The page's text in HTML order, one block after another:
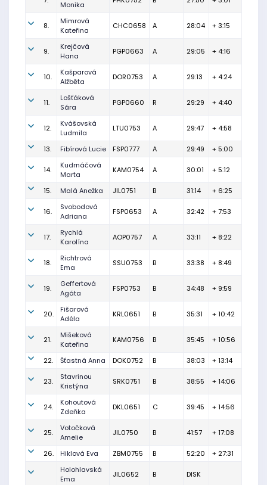
Monika
8.
Mimrová
Kateřina
CHC0658 A 28:04 + 3:15
9.
Krejčová
Hana
PGP0663 A 29:05 + 4:16
10.
Kašparová
Alžběta
DOR0753 A 29:13 + 4:24
11.
Lošťáková
Sára
PGP0660 R 29:29 + 4:40
12.
Kvášovská
Ludmila
LTU0753 A 29:47 + 4:58
13. Fibírová Lucie FSP0777 A 29:49 + 5:00
14.
Kudrnáčová
Marta
KAM0754 A 30:01 + 5:12
15. Malá Anežka JIL0751 B 31:14 + 6:25
16.
Svobodová
Adriana
FSP0653 A 32:42 + 7:53
17.
Rychlá
Karolína
AOP0757 A 33:11 + 8:22
18.
Richtrová
Ema
SSU0753 B 33:38 + 8:49
19.
Geffertová
Agáta
FSP0753 B 34:48 + 9:59
20.
Fišarová
Adéla
KRL0651 B 35:31 + 10:42
21.
Mišeková
Kateřina
KAM0756 B 35:45 + 10:56
22. Šťastná Anna DOK0752 B 38:03 + 13:14
23.
Stavrinou
Kristýna
SRK0751 B 38:55 + 14:06
24.
Kohoutová
Zdeňka
DKL0651 C 39:45 + 14:56
25.
Votočková
Amelie
JIL0750 B 41:57 + 17:08
26. Hiklová Eva ZBM0755 B 52:20
+ 27:31
Holohlavská
Ema
JIL0652 B DISK